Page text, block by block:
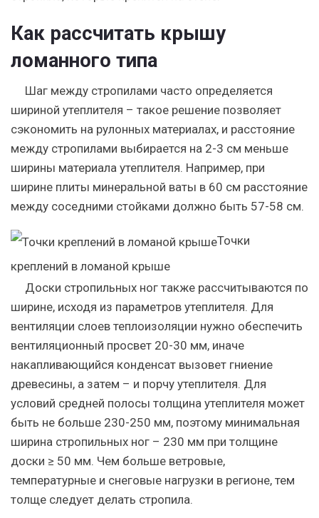
Как рассчитать крышу
ломанного типа
Шаг между стропилами часто определяется
шириной утеплителя – такое решение позволяет
сэкономить на рулонных материалах, и расстояние
между стропилами выбирается на 2-3 см меньше
ширины материала утеплителя. Например, при
ширине плиты минеральной ваты в 60 см расстояние
между соседними стойками должно быть 57-58 см.
Точки
креплений в ломаной крыше
Доски стропильных ног также рассчитываются по
ширине, исходя из параметров утеплителя. Для
вентиляции слоев теплоизоляции нужно обеспечить
вентиляционный просвет 20-30 мм, иначе
накапливающийся конденсат вызовет гниение
древесины, а затем – и порчу утеплителя. Для
условий средней полосы толщина утеплителя может
быть не больше 230-250 мм, поэтому минимальная
ширина стропильных ног – 230 мм при толщине
доски ≥ 50 мм. Чем больше ветровые,
температурные и снеговые нагрузки в регионе, тем
толще следует делать стропила.